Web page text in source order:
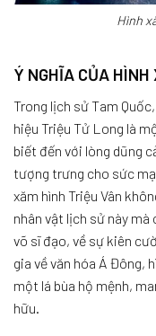
Hình
Ý NGHĨA CỦA HÌNH
Trong lịch sử Tam
hiệu Triệu Tử Long là
biết đến với lòng dũng
tượng trưng cho sức
xăm hình Triệu Vân
nhân vật lịch sử này mà
võ sĩ đạo, về sự kiên
gia về văn hóa Á Đông,
một lá bùa hộ mệnh,
hữu.